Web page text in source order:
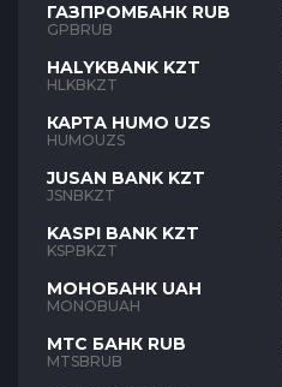
ГАЗПРОМБАНК RUB
GPBRUB
HALYKBANK KZT
HLKBKZT
КАРТА HUMO UZS
HUMOUZS
JUSAN BANK KZT
JSNBKZT
KASPI BANK KZT
KSPBKZT
МОНОБАНК UAH
MONOBUAH
МТС БАНК RUB
MTSBRUB